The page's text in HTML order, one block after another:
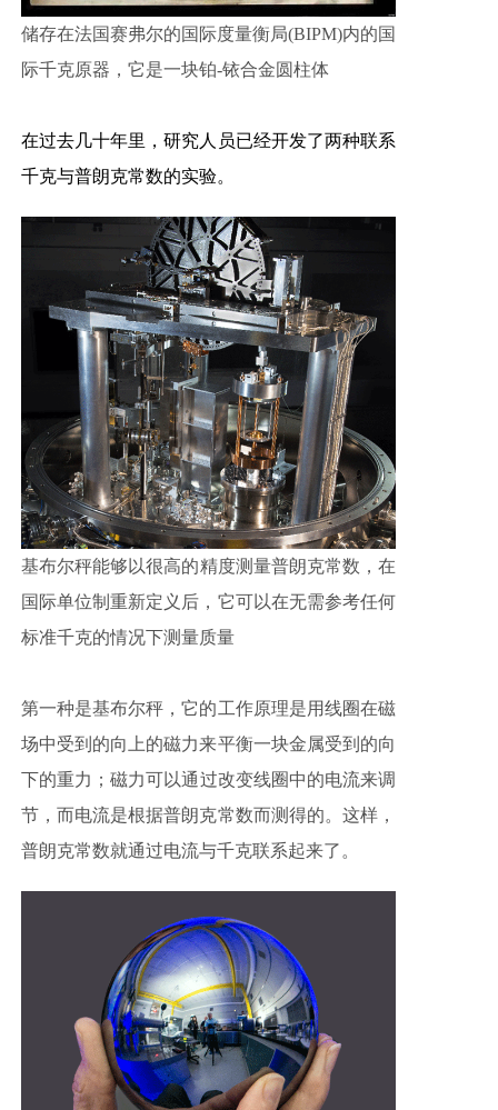
储存在法国赛弗尔的国际度量衡局(BIPM)内的国
际千克原器，它是一块铂-铱合金圆柱体
在过去几十年里，研究人员已经开发了两种联系
千克与普朗克常数的实验。
基布尔秤能够 以很高的精度测量普朗克常数，在
国际单位制重新定义后，它可以在无需参考任何
标准千克的情况下测量质量
第一种是基布尔秤，它的工作原理是用线圈在磁
场中受到的向上的磁力来平衡一块金属受到的向
下的重力；磁力可以通过改变线圈中的电流来调
节，而电流是根据普朗克常数而测得的。这样，
普朗克常数就通过电流与千克联系起来了。